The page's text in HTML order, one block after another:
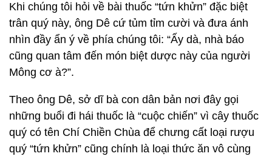
Khi chúng tôi hỏi về bài thuốc “tứn khửn” đặc biệt
trân quý này, ông Dê cứ tủm tỉm cười và đưa ánh
nhìn đầy ẩn ý về phía chúng tôi: “Ấy dà, nhà báo
cũng quan tâm đến món biệt dược này của người
Mông cơ à?”.
Theo ông Dê, sở dĩ bà con dân bản nơi đây gọi
những buổi đi hái thuốc là “cuộc chiến” vì cây thuốc
quý có tên Chí Chiền Chùa để chưng cất loại rượu
quý “tứn khửn” cũng chính là loại thức ăn vô cùng